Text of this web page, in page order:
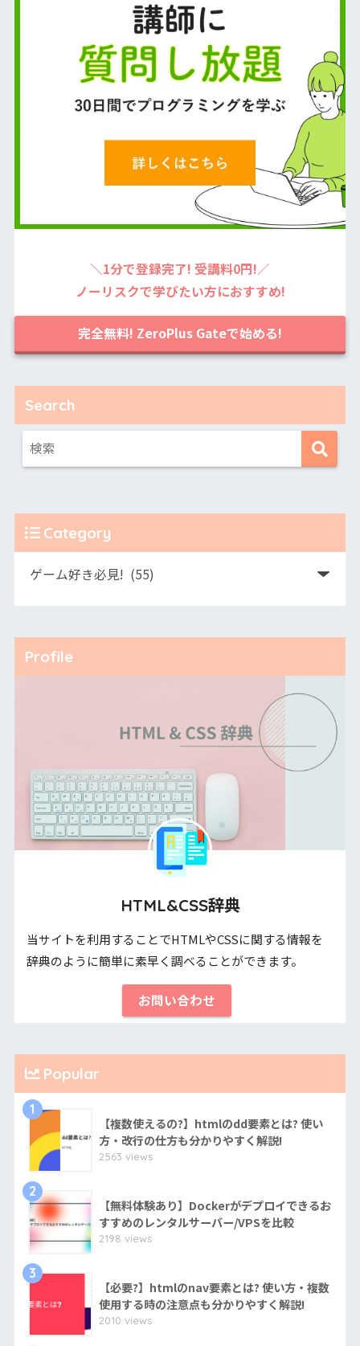
＼1分で登録完了! 受講料0円!／
ノーリスクで学びたい方におすすめ!
完全無料! ZeroPlus Gateで始める!
Search
Category
Profile
HTML&CSS辞典
当サイトを利用することでHTMLやCSSに関する情報を
辞典のように簡単に素早く調べることができます。
お問い合わせ
Popular
1
【複数使えるの?】htmlのdd要素とは? 使い
方・改行の仕方も分かりやすく解説!
2563 views
2
【無料体験あり】Dockerがデプロイできるお
すすめのレンタルサーバー/VPSを比較
2198 views
3
【必要?】htmlのnav要素とは? 使い方・複数
使用する時の注意点も分かりやすく解説!
2010 views